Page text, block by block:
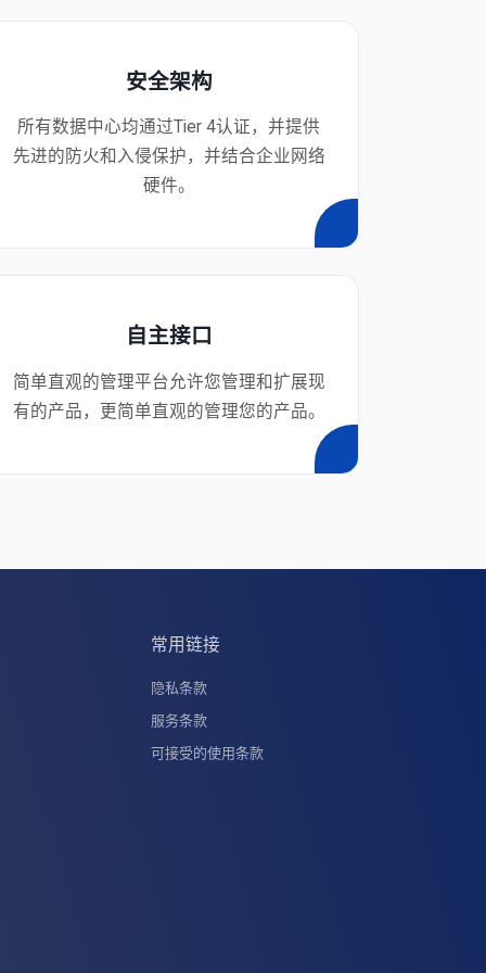
安全架构
所有数据中心均通过Tier 4认证，并提供
先进的防火和入侵保护，并结合企业网络
硬件。
自主接口
简单直观的管理平台允许您管理和扩展现
有的产品，更简单直观的管理您的产品。
常用链接
隐私条款
服务条款
可接受的使用条款